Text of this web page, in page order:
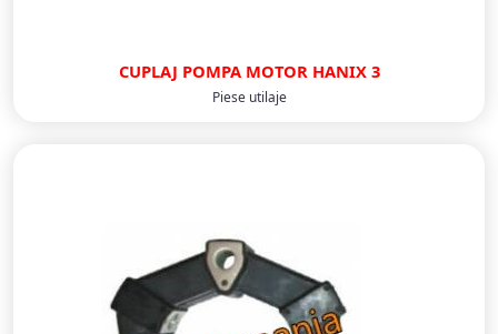
CUPLAJ POMPA MOTOR HANIX 3
Piese utilaje